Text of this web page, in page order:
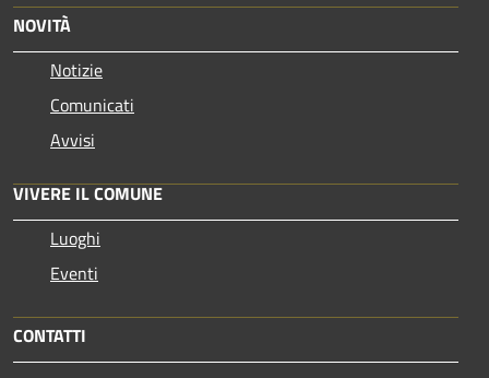
NOVITÀ
Notizie
Comunicati
Avvisi
VIVERE IL COMUNE
Luoghi
Eventi
CONTATTI